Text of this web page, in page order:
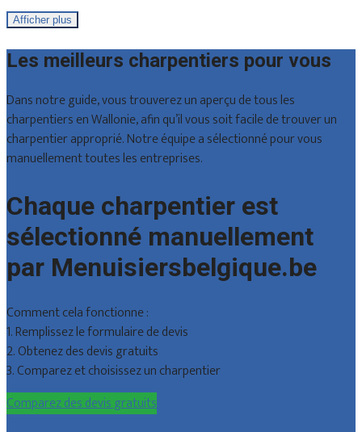
Afficher plus
Les meilleurs charpentiers pour vous
Dans notre guide, vous trouverez un aperçu de tous les
charpentiers en Wallonie, afin qu’il vous soit facile de trouver un
charpentier approprié. Notre équipe a sélectionné pour vous
manuellement toutes les entreprises.
Chaque charpentier est
sélectionné manuellement
par Menuisiersbelgique.be
Comment cela fonctionne :
1. Remplissez le formulaire de devis
2. Obtenez des devis gratuits
3. Comparez et choisissez un charpentier
Comparez des devis gratuits